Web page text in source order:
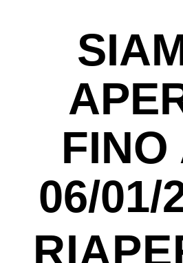
FINO
06/01/